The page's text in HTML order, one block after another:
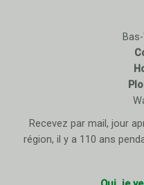
Recevez par mail, jour
région, il y a 110 ans